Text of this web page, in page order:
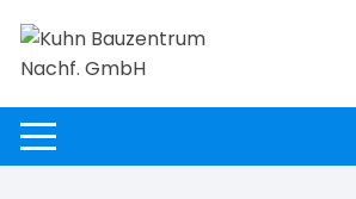
Inhalt
springen